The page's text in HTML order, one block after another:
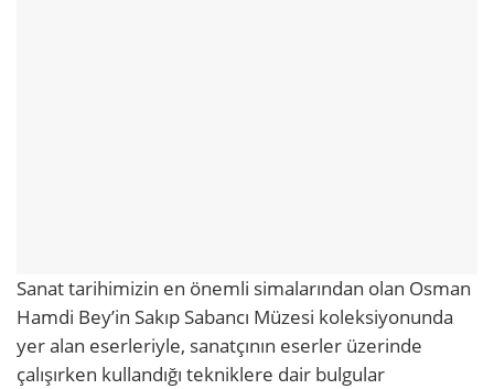
Sanat tarihimizin en önemli simalarından olan Osman
Hamdi Bey’in Sakıp Sabancı Müzesi koleksiyonunda
yer alan eserleriyle, sanatçının eserler üzerinde
çalışırken kullandığı tekniklere dair bulgular